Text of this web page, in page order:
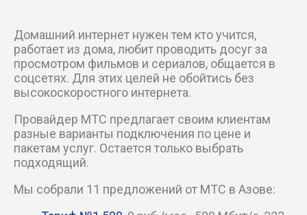
Зеленый пер
Зои Космодемьянской пр-кт
Кагальницкое шоссе
Казачий пер
Карьерный пер
Домашний интернет нужен тем кто учится,
работает из дома, любит проводить досуг за
просмотром фильмов и сериалов, общается в
соцсетях. Для этих целей не обойтись без
высокоскоростного интернета.
Провайдер МТС предлагает своим клиентам
разные варианты подключения по цене и
пакетам услуг. Остается только выбрать
подходящий.
Мы собрали 11 предложений от МТС в Азове: